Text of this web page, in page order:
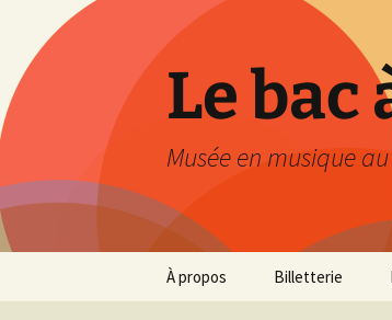
Le bac
Musée en musique
Aller
À propos Billetterie